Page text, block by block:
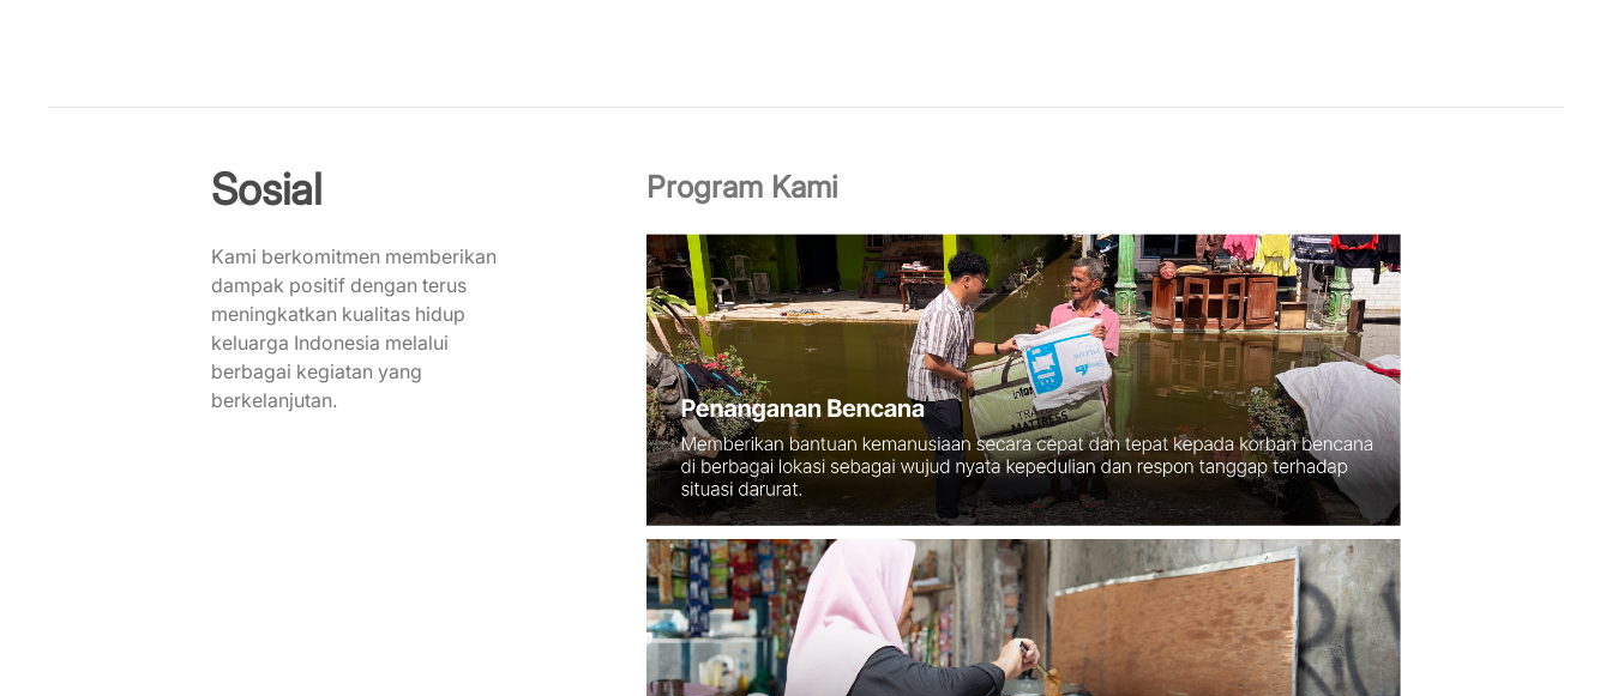
Sosial
Kami berkomitmen memberikan
dampak positif dengan terus
meningkatkan kualitas hidup
keluarga Indonesia melalui
berbagai kegiatan yang
berkelanjutan.
Program Kami